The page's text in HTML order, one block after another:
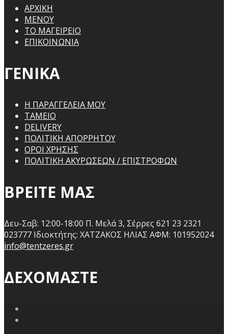
ΑΡΧΙΚΗ
ΜΕΝΟΥ
ΤΟ ΜΑΓΕΙΡΕΙΟ
ΕΠΙΚΟΙΝΩΝΙΑ
ΓΕΝΙΚΑ
Η ΠΑΡΑΓΓΕΛΕΙΑ ΜΟΥ
ΤΑΜΕΙΟ
DELIVERY
ΠΟΛΙΤΙΚΗ ΑΠΟΡΡΗΤΟΥ
ΟΡΟΙ ΧΡΗΣΗΣ
ΠΟΛΙΤΙΚΗ ΑΚΥΡΩΣΕΩΝ / ΕΠΙΣΤΡΟΦΩΝ
ΒΡΕΙΤΕ ΜΑΣ
Δευ-Σαβ: 12:00-18:00 Π. Μελά 3, Σέρρες 621 23 2321
023777 Ιδιοκτήτης: ΧΑΤΖΑΚΟΣ ΗΛΙΑΣ ΑΦΜ: 101952024
info@tentzeres.gr
ΔΕΧΟΜΑΣΤΕ